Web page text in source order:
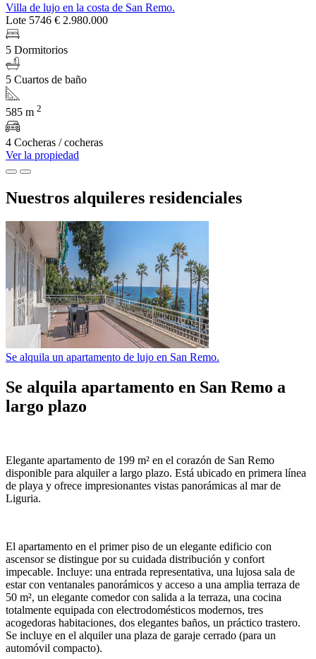
Villa de lujo en la costa de San Remo.
Lote 5746 € 2.980.000
5 Dormitorios
5 Cuartos de baño
585 m 2
4 Cocheras / cocheras
Ver la propiedad
Nuestros alquileres residenciales
Se alquila un apartamento de lujo en San Remo.
Se alquila apartamento en San Remo a
largo plazo
Elegante apartamento de 199 m² en el corazón de San Remo
disponible para alquiler a largo plazo. Está ubicado en primera línea
de playa y ofrece impresionantes vistas panorámicas al mar de
Liguria.
El apartamento en el primer piso de un elegante edificio con
ascensor se distingue por su cuidada distribución y confort
impecable. Incluye: una entrada representativa, una lujosa sala de
estar con ventanales panorámicos y acceso a una amplia terraza de
50 m², un elegante comedor con salida a la terraza, una cocina
totalmente equipada con electrodomésticos modernos, tres
acogedoras habitaciones, dos elegantes baños, un práctico trastero.
Se incluye en el alquiler una plaza de garaje cerrado (para un
automóvil compacto).